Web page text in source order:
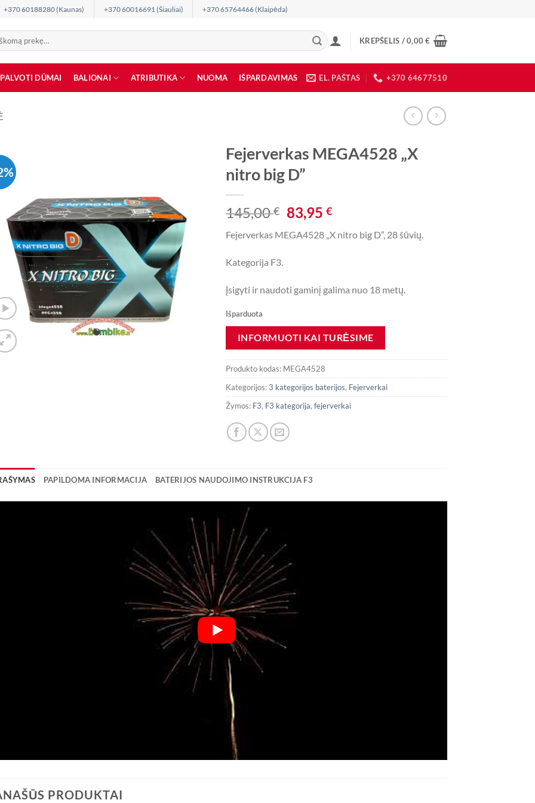
+370 60188280 (Kaunas) +370 60016691 (Šiauliai) +370 65764466 (Klaipėda)
KREPŠELIS /0,00€
DŪMAI BALIONAI ATRIBUTIKA NUOMA IŠPARDAVIMAS EL. PAŠTAS +370 64677510
Fejerverkas MEGA4528 „X
nitro big D”
145,00€ Original
price
was:
83,95€Current
is:
Fejerverkas MEGA4528 „X nitro big D”, 28 šūvių.
Kategorija F3.
Įsigyti ir naudoti gaminį galima nuo 18 metų.
Išparduota
Produkto kodas: MEGA4528
Kategorijos:3 kategorijos baterijos, Fejerverkai
Žymos: F3, F3 kategorija,fejerverkai
PAPILDOMA INFORMACIJA BATERIJOS NAUDOJIMO INSTRUKCIJA F3
PRODUKTAI